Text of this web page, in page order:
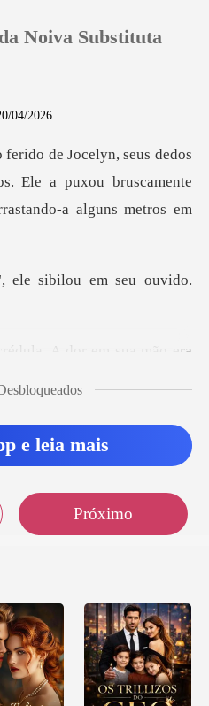
Noiva Substituta
04/2026
Ele a puxou bruscamente
ele sibilou em
a. A dor em sua mão era
e leia mais
Próximo